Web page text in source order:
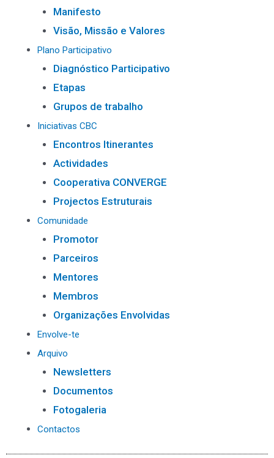
Manifesto
Visão, Missão e Valores
Plano Participativo
Diagnóstico Participativo
Etapas
Grupos de trabalho
Iniciativas CBC
Encontros Itinerantes
Actividades
Cooperativa CONVERGE
Projectos Estruturais
Comunidade
Promotor
Parceiros
Mentores
Membros
Organizações Envolvidas
Envolve-te
Arquivo
Newsletters
Documentos
Fotogaleria
Contactos